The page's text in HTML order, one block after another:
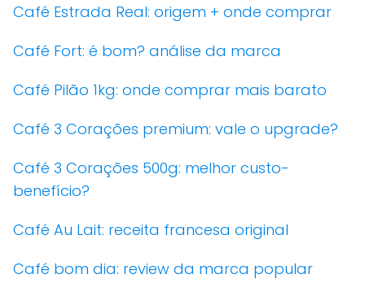
Café Estrada Real: origem + onde comprar
Café Fort: é bom? análise da marca
Café Pilão 1kg: onde comprar mais barato
Café 3 Corações premium: vale o upgrade?
Café 3 Corações 500g: melhor custo-
benefício?
Café Au Lait: receita francesa original
Café bom dia: review da marca popular